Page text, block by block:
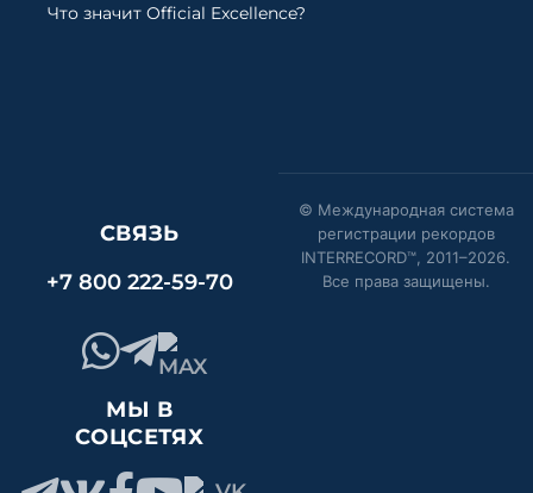
Что значит Official Excellence?
СВЯЗЬ
+7 800 222-59-70
МЫ В
СОЦСЕТЯХ
© Международная система
регистрации рекордов
INTERRECORD™, 2011–2026.
Все права защищены.